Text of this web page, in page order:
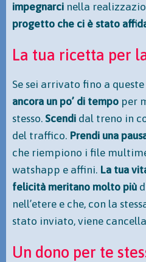
impegnarci nella
progetto che ci è stato
La tua ricetta per
Se sei arrivato fino a
ancora un po’ di tempo per
stesso. Scendi dal treno in
del traffico. Prendi una
che riempiono i file
watshapp e affini. La tua
felicità meritano molto più
nell’etere e che, con la
stato inviato, viene
Un dono per te